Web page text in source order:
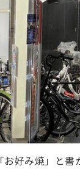
「お好み焼」と